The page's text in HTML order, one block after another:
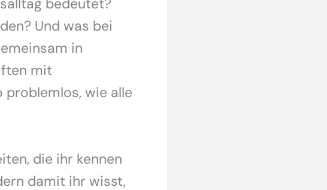
bedeutet?
Und was bei
in
mit
problemlos, wie alle
die ihr kennen
damit ihr wisst,